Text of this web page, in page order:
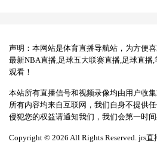
声明：本网站是体育直播导航站，为方便
最新NBA直播,足球五大联赛直播,足球直播
观看！
本站所有直播信号和视频录像均由用户收
所有内容均来自互联网，我们自身不提供
侵犯您的权益请通知我们，我们会第一时间
Copyright © 2026 All Rights Reserved. jrs